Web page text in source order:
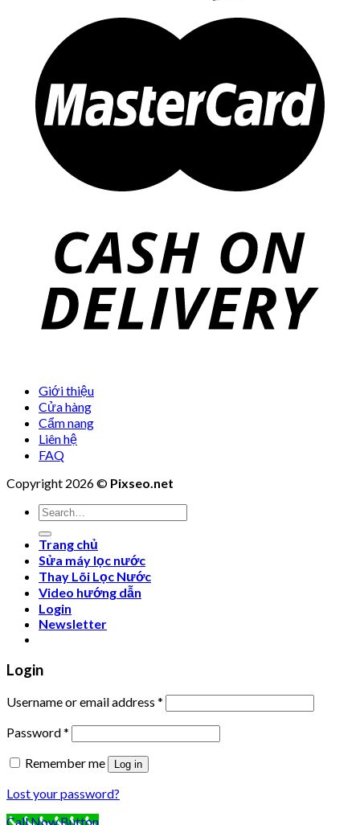
Giới thiệu
Cửa hàng
Cẩm nang
Liên hệ
FAQ
Copyright 2026 © Pixseo.net
Search
for:
Trang chủ
Sửa máy lọc nước
Thay Lõi Lọc Nước
Video hướng dẫn
Login
Newsletter
Login
Username or email address *
Password*
Remember me
Log in
Lost your password?
Call Now Button